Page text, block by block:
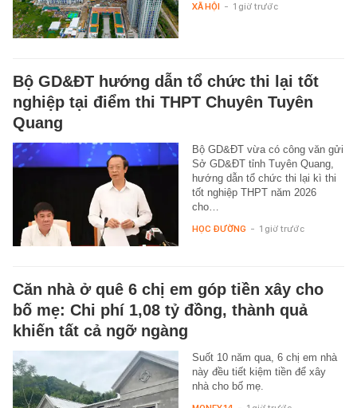
XÃ HỘI - 1 giờ trước
Bộ GD&ĐT hướng dẫn tổ chức thi lại tốt
nghiệp tại điểm thi THPT Chuyên Tuyên
Quang
Bộ GD&ĐT vừa có công văn gửi
Sở GD&ĐT tỉnh Tuyên Quang,
hướng dẫn tổ chức thi lại kì thi
tốt nghiệp THPT năm 2026
cho…
HỌC ĐƯỜNG - 1 giờ trước
Căn nhà ở quê 6 chị em góp tiền xây cho
bố mẹ: Chi phí 1,08 tỷ đồng, thành quả
khiến tất cả ngỡ ngàng
Suốt 10 năm qua, 6 chị em nhà
này đều tiết kiệm tiền để xây
nhà cho bố mẹ.